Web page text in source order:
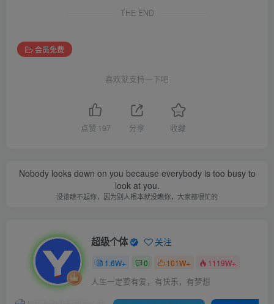
THE END
会员免费
喜欢就支持一下吧
点赞 197 分享 收藏
Nobody looks down on you because everybody is too busy to
look at you.
没谁瞧不起你，因为别人根本就没瞧你，大家都很忙的
超级个体 关注
1.6W+ 0 101W+ 1119W+
人生一定要有爱，有快乐，有梦想